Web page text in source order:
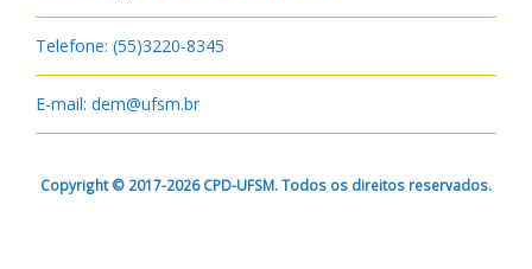
Telefone: (55)3220-8345
E-mail: dem@ufsm.br
Copyright © 2017-2026 CPD-UFSM. Todos os direitos reservados.